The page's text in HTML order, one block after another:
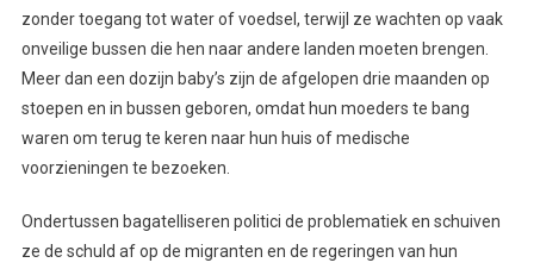
zonder toegang tot water of voedsel, terwijl ze wachten op vaak
onveilige bussen die hen naar andere landen moeten brengen.
Meer dan een dozijn baby’s zijn de afgelopen drie maanden op
stoepen en in bussen geboren, omdat hun moeders te bang
waren om terug te keren naar hun huis of medische
voorzieningen te bezoeken.
Ondertussen bagatelliseren politici de problematiek en schuiven
ze de schuld af op de migranten en de regeringen van hun